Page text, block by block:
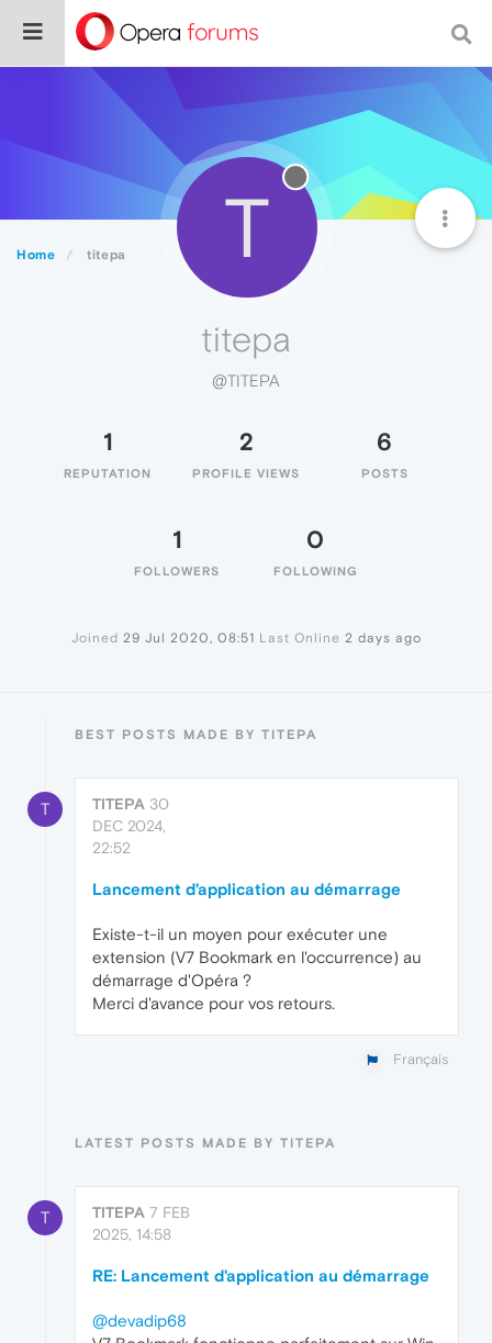
Home titepa T
titepa
@TITEPA
1
REPUTATION
2
PROFILE VIEWS
6
POSTS
1
FOLLOWERS
0
FOLLOWING
Joined 29 Jul 2020, 08:51 Last Online 2 days ago
BEST POSTS MADE BY TITEPA
T TITEPA 30
DEC 2024,
22:52
Lancement d'application au démarrage
Existe-t-il un moyen pour exécuter une
extension (V7 Bookmark en l'occurrence) au
démarrage d'Opéra ?
Merci d'avance pour vos retours.
Français
LATEST POSTS MADE BY TITEPA
T TITEPA 7 FEB
2025, 14:58
RE: Lancement d'application au démarrage
@devadip68